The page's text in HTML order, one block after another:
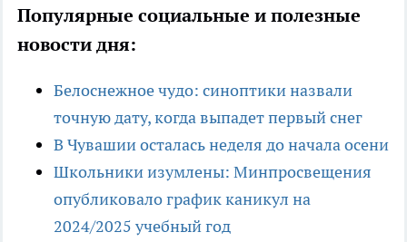
Популярные социальные и полезные
новости дня:
Белоснежное чудо: синоптики назвали
точную дату, когда выпадет первый снег
В Чувашии осталась неделя до начала осени
Школьники изумлены: Минпросвещения
опубликовало график каникул на
2024/2025 учебный год